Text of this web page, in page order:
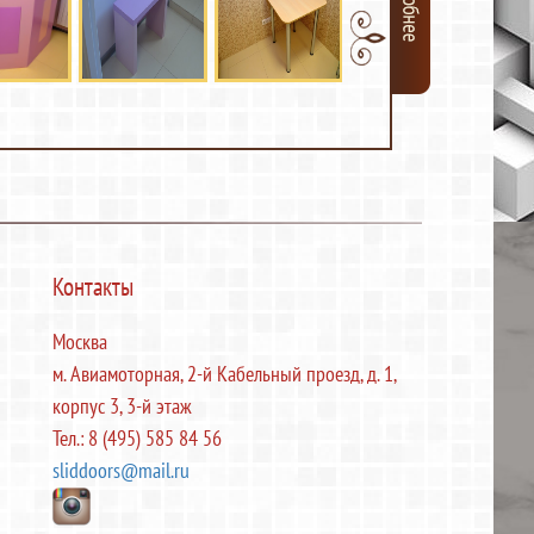
Контакты
Москва
м. Авиамоторная, 2-й Кабельный проезд, д. 1,
корпус 3, 3-й этаж
Тел.: 8 (495) 585 84 56
sliddoors@mail.ru